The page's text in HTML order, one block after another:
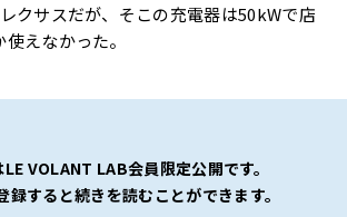
クサスだが、そこの充電器は50kWで店
えなかった。
VOLANT LAB会員限定公開です。
録すると続きを読むことができます。